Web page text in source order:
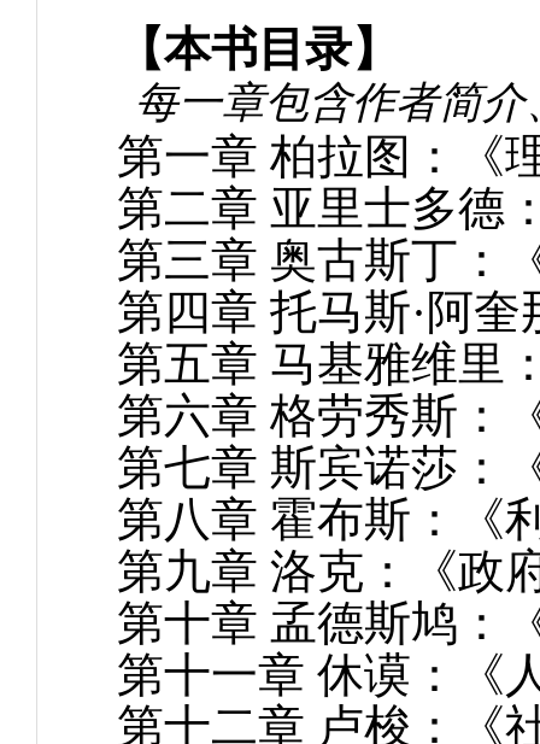
【本书目录】
每一章包含作者简
第一章 柏拉图：《
第二章 亚里士多德
第三章 奥古斯丁：
第四章 托马斯·阿
第五章 马基雅维里
第六章 格劳秀斯：
第七章 斯宾诺莎：
第八章 霍布斯：《
第九章 洛克：《政
第十章 孟德斯鸠：
第十一章 休谟：《
第十二章 卢梭：《